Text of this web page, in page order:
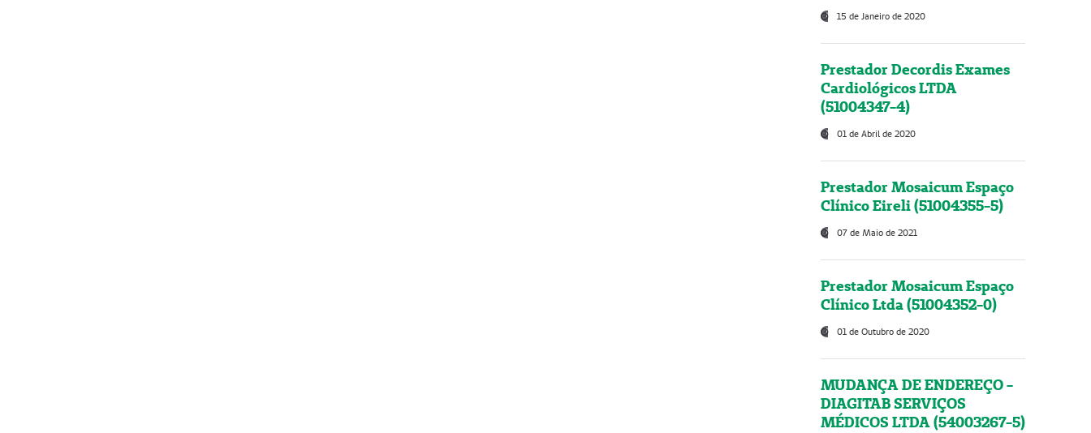
15 de Janeiro de 2020
Prestador Decordis Exames
Cardiológicos LTDA
(51004347-4)
01 de Abril de 2020
Prestador Mosaicum Espaço
Clínico Eireli (51004355-5)
07 de Maio de 2021
Prestador Mosaicum Espaço
Clínico Ltda (51004352-0)
01 de Outubro de 2020
MUDANÇA DE ENDEREÇO -
DIAGITAB SERVIÇOS
MÉDICOS LTDA (54003267-5)